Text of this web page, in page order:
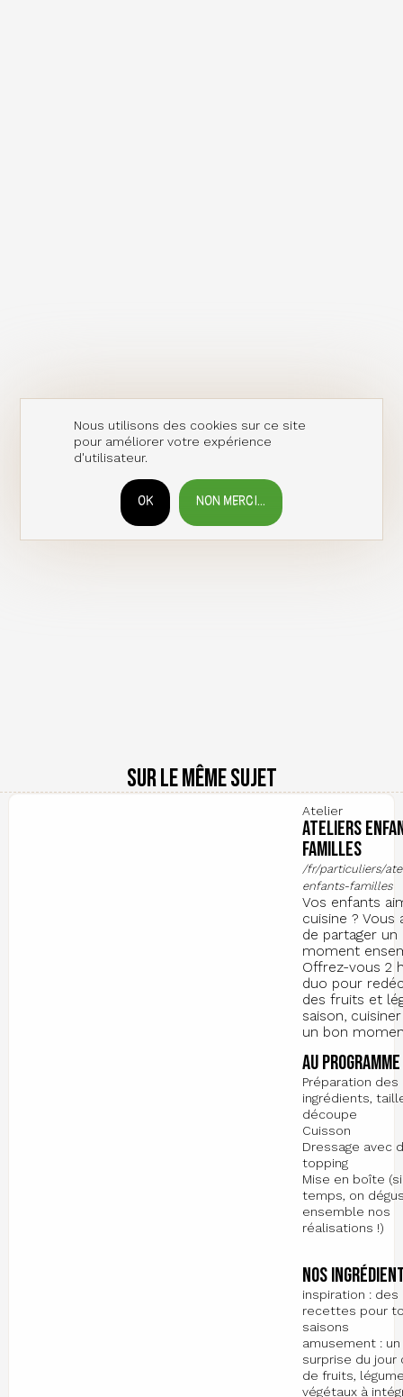
Sur le même sujet
Atelier
Ateliers
Familles
/fr/particuliers/
enfants-familles
Vos enfants
cuisine ? Vous
de partager un
moment
Offrez-vous 2
duo pour
des fruits et
saison,
un bon
Au
Préparation des
ingrédients,
découpe
Cuisson
Dressage avec
topping
Mise en boîte
temps, on
ensemble nos
réalisations !)
Nos
inspiration : des
recettes pour
saisons
amusement :
surprise du jour
de fruits,
végétaux à
Nous utilisons des cookies sur ce site
pour améliorer votre expérience
d'utilisateur.
NON MERCI...
OK
RETIRER LE CONSENTEMENT